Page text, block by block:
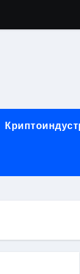
лент
и